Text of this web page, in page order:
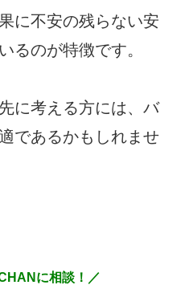
に不安の残らない安
るのが特徴です。
に考える方には、バ
であるかもしれませ
に相談！／